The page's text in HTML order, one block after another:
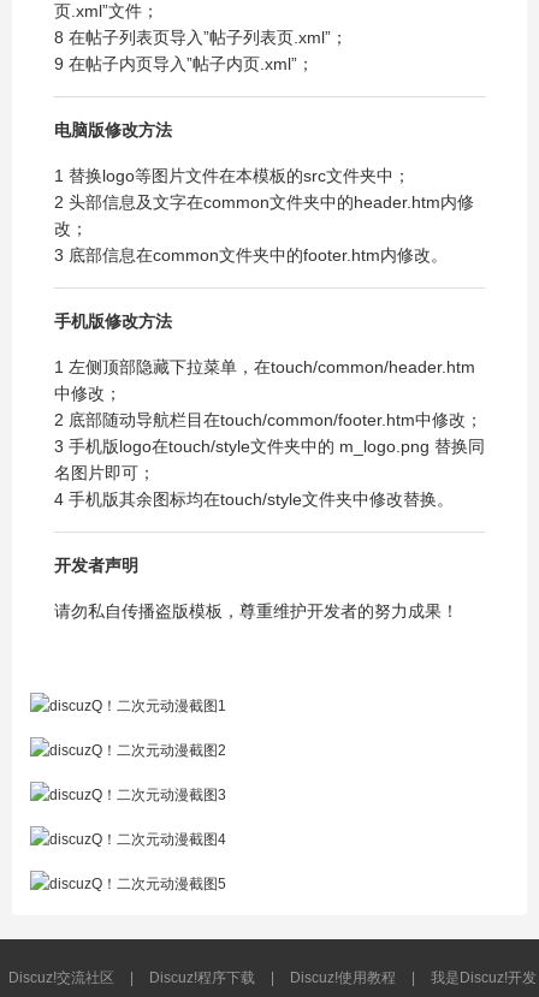
页.xml”文件；
8 在帖子列表页导入”帖子列表页.xml”；
9 在帖子内页导入”帖子内页.xml”；
电脑版修改方法
1 替换logo等图片文件在本模板的src文件夹中；
2 头部信息及文字在common文件夹中的header.htm内修
改；
3 底部信息在common文件夹中的footer.htm内修改。
手机版修改方法
1 左侧顶部隐藏下拉菜单，在touch/common/header.htm
中修改；
2 底部随动导航栏目在touch/common/footer.htm中修改；
3 手机版logo在touch/style文件夹中的 m_logo.png 替换同
名图片即可；
4 手机版其余图标均在touch/style文件夹中修改替换。
开发者声明
请勿私自传播盗版模板，尊重维护开发者的努力成果！
Discuz!交流社区 Discuz!程序下载 Discuz!使用教程 我是Discuz!开发